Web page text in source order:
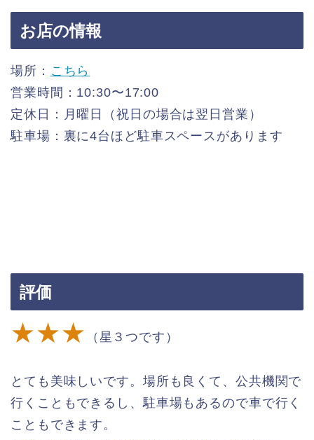
お店の情報
場所： こちら
営業時間：10:30〜17:00
定休日：月曜日（祝日の場合は翌日営業）
駐車場：裏に4台ほど駐車スペースがあります
評価
★★★ （星３つです）
とても美味しいです。場所も良くて、公共機関で
行くこともできるし、駐車場もあるので車で行く
こともできます。